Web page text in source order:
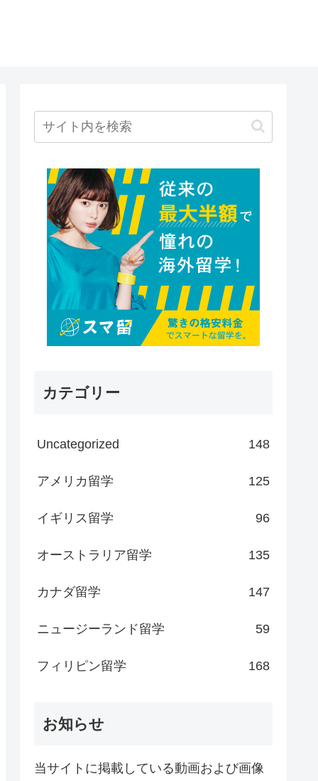
カテゴリー
Uncategorized 148
アメリカ留学 125
イギリス留学 96
オーストラリア留学 135
カナダ留学 147
ニュージーランド留学 59
フィリピン留学 168
お知らせ
当サイトに掲載している動画および画像